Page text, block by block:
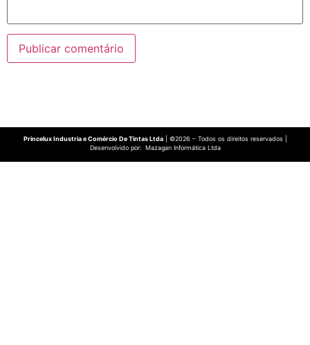
Princelux Industria e Comércio De Tintas Ltda| ©2026 – Todos os direitos reservados |
Desenvolvido por: Mazagan Informática Ltda